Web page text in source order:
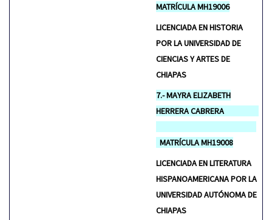
MATRÍCULA MH19006
LICENCIADA EN HISTORIA
POR LA UNIVERSIDAD DE
CIENCIAS Y ARTES DE
CHIAPAS
7.- MAYRA ELIZABETH
HERRERA CABRERA
MATRÍCULA MH19008
LICENCIADA EN LITERATURA
HISPANOAMERICANA POR LA
UNIVERSIDAD AUTÓNOMA DE
CHIAPAS